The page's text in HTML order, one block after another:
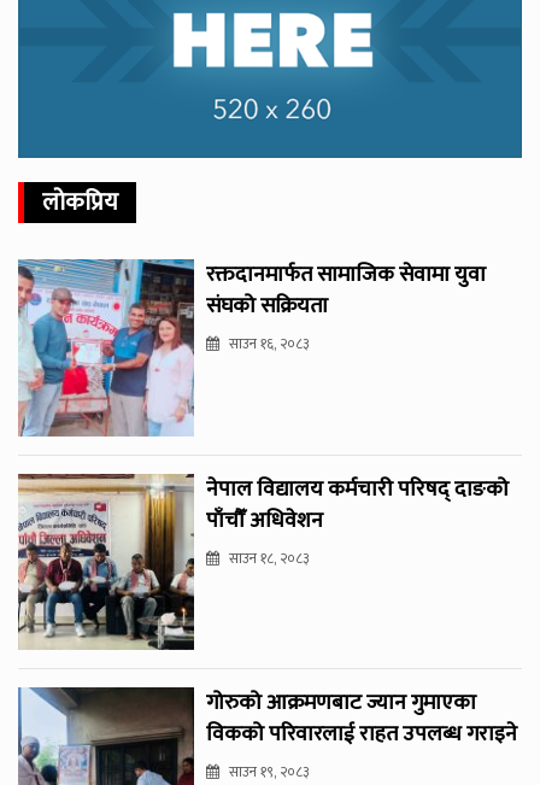
लोकप्रिय
रक्तदानमार्फत सामाजिक सेवामा युवा
संघको सक्रियता
साउन १६, २०८३
नेपाल विद्यालय कर्मचारी परिषद् दाङको
पाँचौँ अधिवेशन
साउन १८, २०८३
गोरुको आक्रमणबाट ज्यान गुमाएका
विकको परिवारलाई राहत उपलब्ध गराइने
साउन १९, २०८३